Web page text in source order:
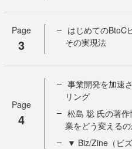
Page
3
はじめてのBtoC
その実現法
Page
4
事業開発を加速
リング
松島 聡 氏の著
業をどう変えるの
▼ Biz/Zine（ビ